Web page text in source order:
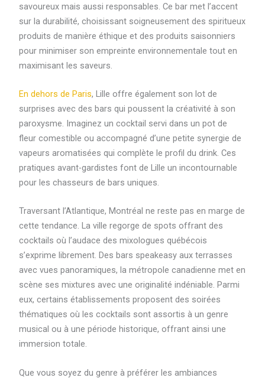
savoureux mais aussi responsables. Ce bar met l’accent
sur la durabilité, choisissant soigneusement des spiritueux
produits de manière éthique et des produits saisonniers
pour minimiser son empreinte environnementale tout en
maximisant les saveurs.
En dehors de Paris, Lille offre également son lot de
surprises avec des bars qui poussent la créativité à son
paroxysme. Imaginez un cocktail servi dans un pot de
fleur comestible ou accompagné d’une petite synergie de
vapeurs aromatisées qui complète le profil du drink. Ces
pratiques avant-gardistes font de Lille un incontournable
pour les chasseurs de bars uniques.
Traversant l’Atlantique, Montréal ne reste pas en marge de
cette tendance. La ville regorge de spots offrant des
cocktails où l’audace des mixologues québécois
s’exprime librement. Des bars speakeasy aux terrasses
avec vues panoramiques, la métropole canadienne met en
scène ses mixtures avec une originalité indéniable. Parmi
eux, certains établissements proposent des soirées
thématiques où les cocktails sont assortis à un genre
musical ou à une période historique, offrant ainsi une
immersion totale.
Que vous soyez du genre à préférer les ambiances